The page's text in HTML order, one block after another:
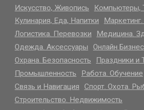
больше выбор на
Искусство, Живопись
Компьютеры,
Кулинария, Еда, Напитки
Логистика. Перевозки
Медицина.
Одежда. Аксессуары
Онлайн Бизнес
Охрана. Безопасность
Праздники и
Промышленность
Работа. Обучение
Связь и Навигация
Спорт. Охота.
Строительство. Недвижимость